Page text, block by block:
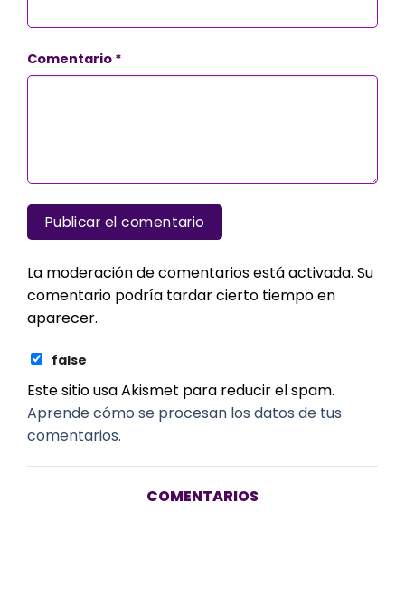
Comentario *
La moderación de comentarios está activada. Su
comentario podría tardar cierto tiempo en
aparecer.
false
Este sitio usa Akismet para reducir el spam.
Aprende cómo se procesan los datos de tus
comentarios.
COMENTARIOS